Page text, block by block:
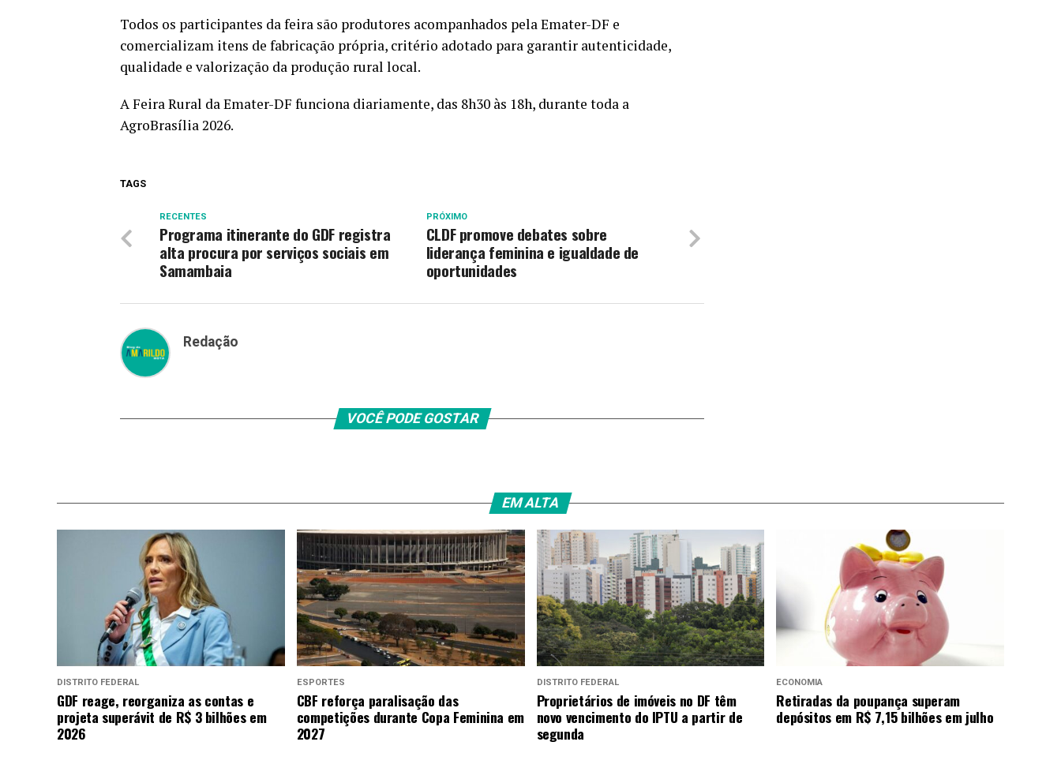
Todos os participantes da feira são produtores acompanhados pela Emater-DF e
comercializam itens de fabricação própria, critério adotado para garantir autenticidade,
qualidade e valorização da produção rural local.
A Feira Rural da Emater-DF funciona diariamente, das 8h30 às 18h, durante toda a
AgroBrasília 2026.
TAGS
PRÓXIMO
CLDF promove debates sobre
liderança feminina e igualdade de
oportunidades
RECENTES
Programa itinerante do GDF registra
alta procura por serviços sociais em
Samambaia
Redação
VOCÊ PODE GOSTAR
EM ALTA
DISTRITO FEDERAL
GDF reage, reorganiza as contas e
projeta superávit de R$ 3 bilhões em
2026
ESPORTES
CBF reforça paralisação das
competições durante Copa Feminina em
2027
DISTRITO FEDERAL
Proprietários de imóveis no DF têm
novo vencimento do IPTU a partir de
segunda
ECONOMIA
Retiradas da poupança superam
depósitos em R$ 7,15 bilhões em julho